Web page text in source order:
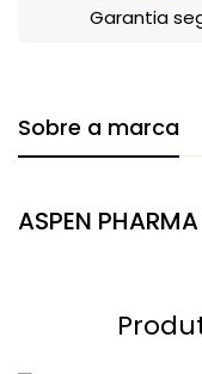
Garantia
Sobre a marca
ASPEN PHARMA